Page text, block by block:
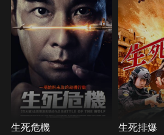
生死危機 生死排爆